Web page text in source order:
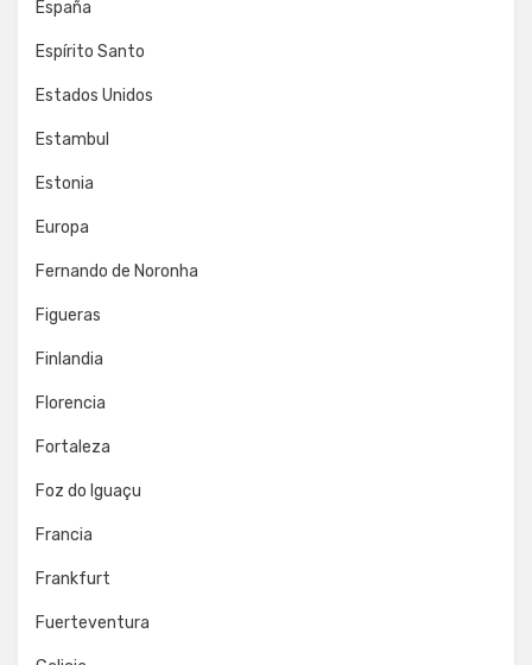
España
Espírito Santo
Estados Unidos
Estambul
Estonia
Europa
Fernando de Noronha
Figueras
Finlandia
Florencia
Fortaleza
Foz do Iguaçu
Francia
Frankfurt
Fuerteventura